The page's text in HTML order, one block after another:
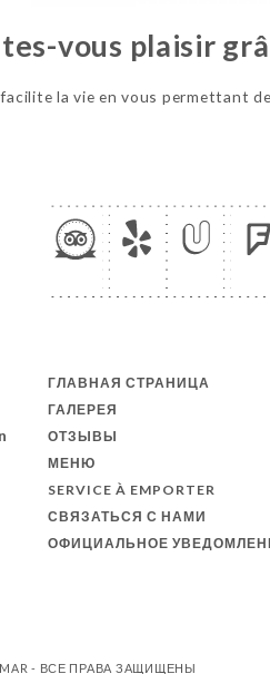
vous plaisir
la vie en vous permettant
ГЛАВНАЯ СТРАНИЦА
ГАЛЕРЕЯ
ОТЗЫВЫ
МЕНЮ
SERVICE À EMPORTER
СВЯЗАТЬСЯ С НАМИ
ОФИЦИАЛЬНОЕ
- ВСЕ ПРАВА ЗАЩИЩЕНЫ